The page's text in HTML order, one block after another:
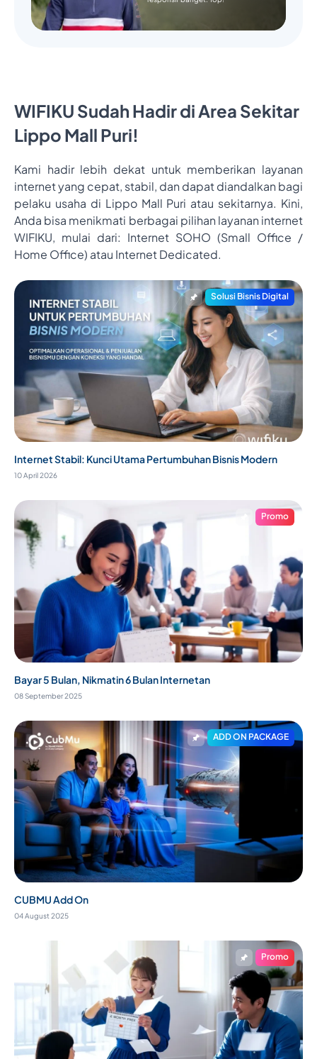
WIFIKU Sudah Hadir di Area Sekitar
Lippo Mall Puri!
Kami hadir lebih dekat untuk memberikan layanan
internet yang cepat, stabil, dan dapat diandalkan bagi
pelaku usaha di Lippo Mall Puri atau sekitarnya. Kini,
Anda bisa menikmati berbagai pilihan layanan internet
WIFIKU, mulai dari: Internet SOHO (Small Office /
Home Office) atau Internet Dedicated.
Solusi Bisnis Digital
Internet Stabil: Kunci Utama Pertumbuhan Bisnis Modern
10 April 2026
Promo
Bayar 5 Bulan, Nikmatin 6 Bulan Internetan
08 September 2025
ADD ON PACKAGE
CUBMU Add On
04 August 2025
Promo